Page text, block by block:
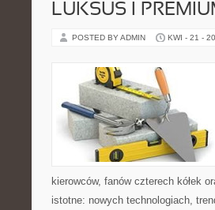
LUKSUS I
POSTED BY ADMIN KWI - 21 -
kierowców, fanów czterech kółek
istotne: nowych technologiach,